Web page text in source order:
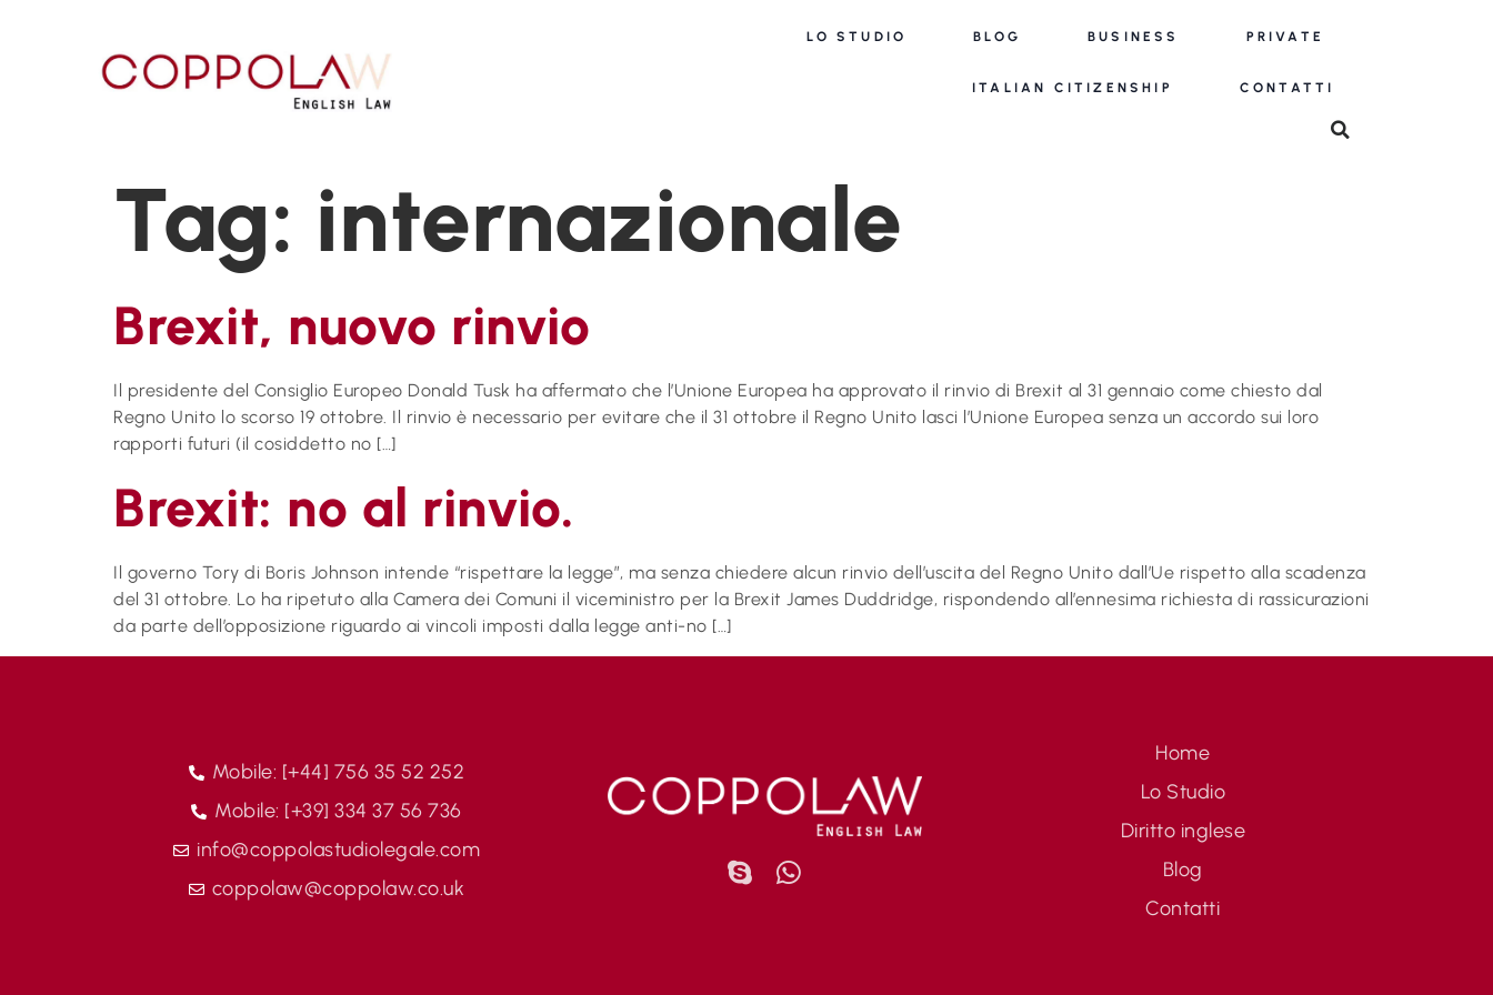
LO STUDIO BLOG BUSINESS PRIVATE
ITALIAN CITIZENSHIP CONTATTI
Tag: internazionale
Brexit, nuovo rinvio
Il presidente del Consiglio Europeo Donald Tusk ha affermato che l’Unione Europea ha approvato il rinvio di Brexit al 31 gennaio come chiesto dal
Regno Unito lo scorso 19 ottobre. Il rinvio è necessario per evitare che il 31 ottobre il Regno Unito lasci l’Unione Europea senza un accordo sui loro
rapporti futuri (il cosiddetto no […]
Brexit: no al rinvio.
Il governo Tory di Boris Johnson intende “rispettare la legge”, ma senza chiedere alcun rinvio dell’uscita del Regno Unito dall’Ue rispetto alla scadenza
del 31 ottobre. Lo ha ripetuto alla Camera dei Comuni il viceministro per la Brexit James Duddridge, rispondendo all’ennesima richiesta di rassicurazioni
da parte dell’opposizione riguardo ai vincoli imposti dalla legge anti-no […]
Mobile: [+44] 756 35 52 252
Mobile: [+39] 334 37 56 736
info@coppolastudiolegale.com
coppolaw@coppolaw.co.uk
Home
Lo Studio
Diritto inglese
Blog
Contatti